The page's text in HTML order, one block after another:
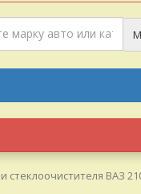
стеклоочистителя ВАЗ